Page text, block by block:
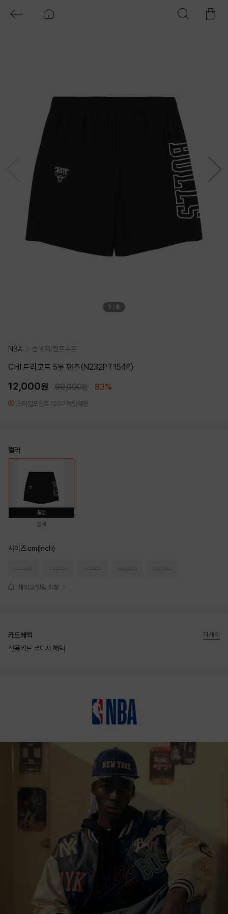
1 / 6
NBA 반바지/점프수트
CHI 트리코트 5부 팬츠(N232PT154P)
12,000원 69,000원 83%
스타일포인트 120P 적립예정
컬러
품절
블랙
사이즈 cm(inch)
재입고 알림 신청
카드혜택
신용카드 무이자 혜택
자세히